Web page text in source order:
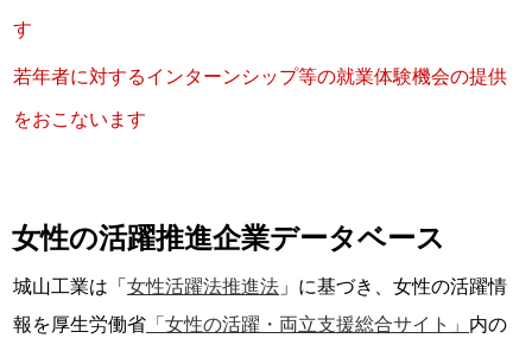
す
若年者に対するインターンシップ等の就業体験機会の提供
をおこないます
女性の活躍推進企業データベース
城山工業は「 女性活躍法推進法 」に基づき、女性の活躍情
報を厚生労働省 「女性の活躍・両立支援総合サイト」 内の